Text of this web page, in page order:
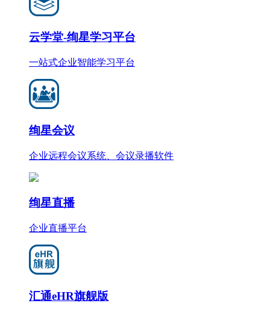
云学堂-绚星学习平台
一站式企业智能学习平台
绚星会议
企业远程会议系统、会议录播软件
绚星直播
企业直播平台
汇通eHR旗舰版